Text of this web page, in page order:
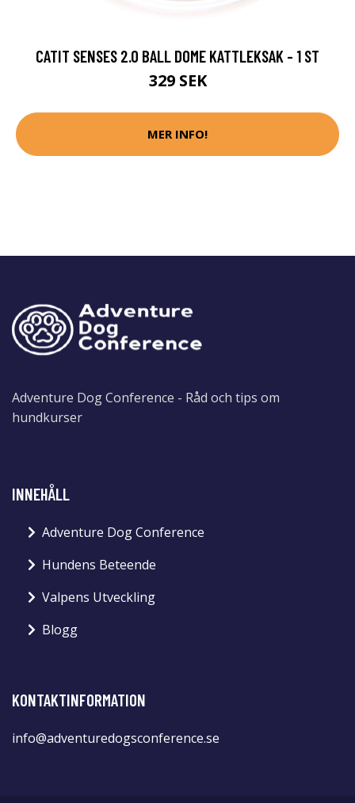
CATIT SENSES 2.0 BALL DOME KATTLEKSAK - 1 ST
329 SEK
MER INFO!
Adventure Dog Conference - Råd och tips om
hundkurser
INNEHÅLL
Adventure Dog Conference
Hundens Beteende
Valpens Utveckling
Blogg
KONTAKTINFORMATION
info@adventuredogsconference.se